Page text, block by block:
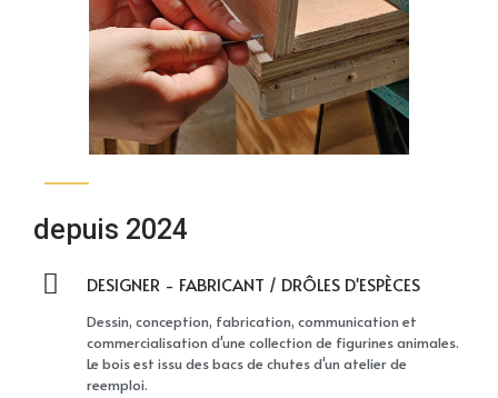
depuis 2024
DESIGNER - FABRICANT / DRÔLES D'ESPÈCES
Dessin, conception, fabrication, communication et
commercialisation d'une collection de figurines animales.
Le bois est issu des bacs de chutes d'un atelier de
reemploi.